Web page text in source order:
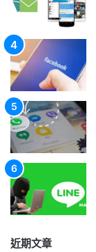
近期文章